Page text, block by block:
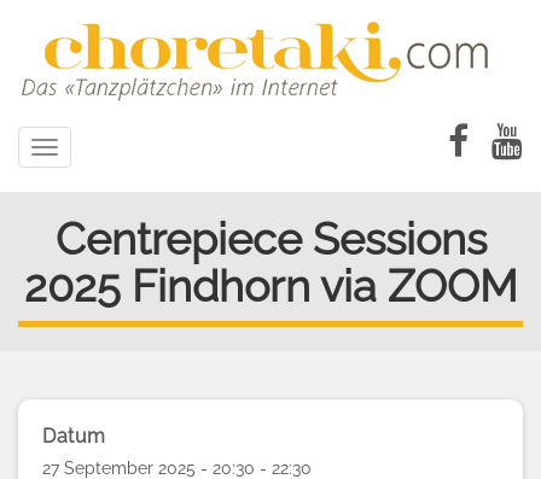
Toggle
navigation
Centrepiece Sessions
2025 Findhorn via ZOOM
Datum
27 September 2025 - 20:30 - 22:30